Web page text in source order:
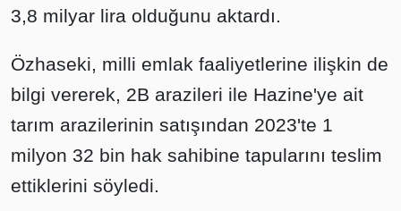
3,8 milyar lira olduğunu aktardı.
Özhaseki, milli emlak faaliyetlerine ilişkin de
bilgi vererek, 2B arazileri ile Hazine'ye ait
tarım arazilerinin satışından 2023'te 1
milyon 32 bin hak sahibine tapularını teslim
ettiklerini söyledi.